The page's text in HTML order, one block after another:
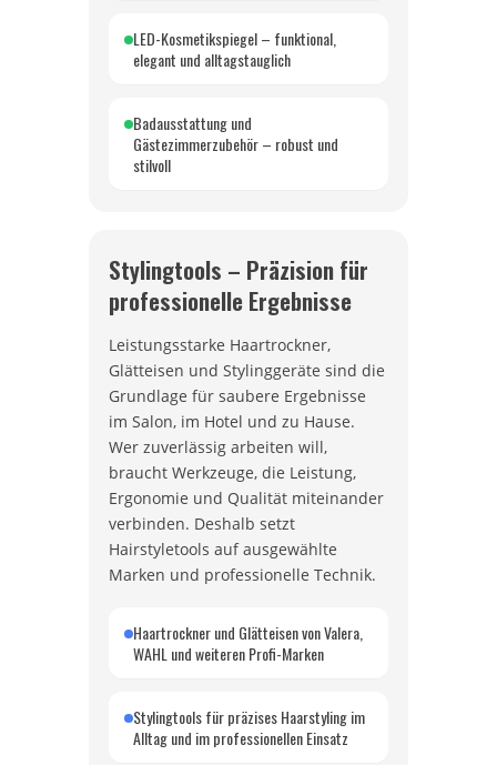
LED-Kosmetikspiegel – funktional,
elegant und alltagstauglich
Badausstattung und
Gästezimmerzubehör – robust und
stilvoll
Stylingtools – Präzision für
professionelle Ergebnisse
Leistungsstarke Haartrockner,
Glätteisen und Stylinggeräte sind die
Grundlage für saubere Ergebnisse
im Salon, im Hotel und zu Hause.
Wer zuverlässig arbeiten will,
braucht Werkzeuge, die Leistung,
Ergonomie und Qualität miteinander
verbinden. Deshalb setzt
Hairstyletools auf ausgewählte
Marken und professionelle Technik.
Haartrockner und Glätteisen von Valera,
WAHL und weiteren Profi-Marken
Stylingtools für präzises Haarstyling im
Alltag und im professionellen Einsatz